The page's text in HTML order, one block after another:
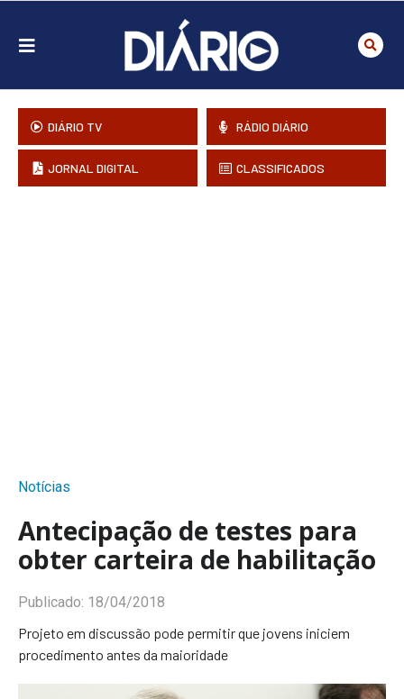
DIÁRIO TV RÁDIO DIÁRIO
JORNAL DIGITAL CLASSIFICADOS
Notícias
Antecipação de testes para
obter carteira de habilitação
Publicado: 18/04/2018
Projeto em discussão pode permitir que jovens iniciem
procedimento antes da maioridade